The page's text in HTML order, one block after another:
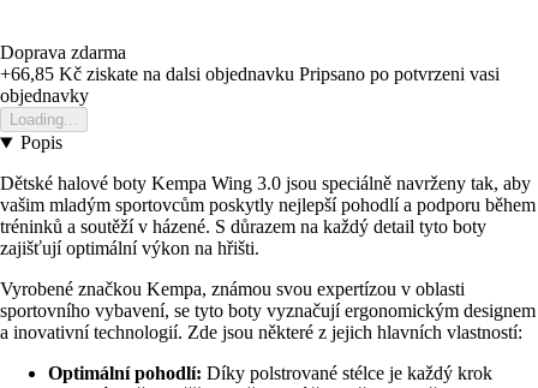
Doprava zdarma
+66,85 Kč ziskate na dalsi objednavku Pripsano po potvrzeni vasi
objednavky
Loading...
Popis
Dětské halové boty Kempa Wing 3.0 jsou speciálně navrženy tak, aby
vašim mladým sportovcům poskytly nejlepší pohodlí a podporu během
tréninků a soutěží v házené. S důrazem na každý detail tyto boty
zajišťují optimální výkon na hřišti.
Vyrobené značkou Kempa, známou svou expertízou v oblasti
sportovního vybavení, se tyto boty vyznačují ergonomickým designem
a inovativní technologií. Zde jsou některé z jejich hlavních vlastností:
Optimální pohodlí: Díky polstrované stélce je každý krok